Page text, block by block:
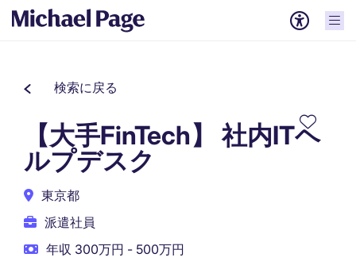
検索に戻る
【大手FinTech】 社内ITヘ
ルプデスク
東京都
派遣社員
年収 300万円 - 500万円